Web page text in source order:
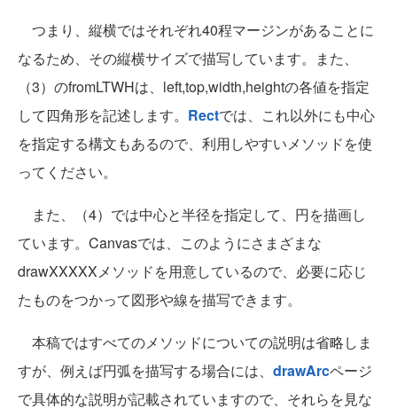
つまり、縦横ではそれぞれ40程マージンがあることに
なるため、その縦横サイズで描写しています。また、
（3）のfromLTWHは、left,top,width,heightの各値を指定
して四角形を記述します。 Rectでは、これ以外にも中心
を指定する構文もあるので、利用しやすいメソッドを使
ってください。
また、（4）では中心と半径を指定して、円を描画し
ています。Canvasでは、このようにさまざまな
drawXXXXXメソッドを用意しているので、必要に応じ
たものをつかって図形や線を描写できます。
本稿ではすべてのメソッドについての説明は省略しま
すが、例えば円弧を描写する場合には、 drawArcページ
で具体的な説明が記載されていますので、それらを見な